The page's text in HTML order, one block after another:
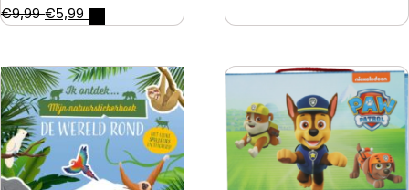
€9,99 €5,99